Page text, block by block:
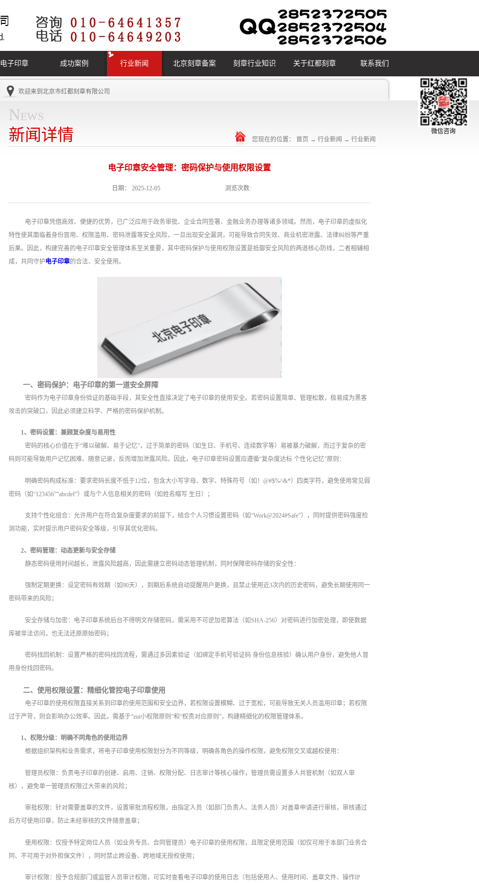
电子印章 成功案例 行业新闻 北京刻章备案 刻章行业知识 关于红都刻章 联系我们
欢迎来到 北京市红都刻章有限公司
News
新闻详情
您现在的位置： 首页 → 行业新闻 → 行业新闻
电子印章安全管理：密码保护与使用权限设置
日期： 2025-12-05 浏览次数:
电子印章凭借高效、便捷的优势，已广泛应用于政务审批、企业合同签署、金融业务办理等诸多领域。然而，电子印章的虚拟化
特性使其面临着身份冒用、权限滥用、密码泄露等安全风险，一旦出现安全漏洞，可能导致合同失效、商业机密泄露、法律纠纷等严重
后果。因此，构建完善的电子印章安全管理体系至关重要，其中密码保护与使用权限设置是抵御安全风险的两道核心防线，二者相辅相
成，共同守护电子印章的合法、安全使用。
一、密码保护：电子印章的第一道安全屏障
密码作为电子印章身份验证的基础手段，其安全性直接决定了电子印章的使用安全。若密码设置简单、管理松散，极易成为黑客
攻击的突破口，因此必须建立科学、严格的密码保护机制。
1、密码设置：兼顾复杂度与易用性
密码的核心价值在于“难以破解、易于记忆”，过于简单的密码（如生日、手机号、连续数字等）易被暴力破解，而过于复杂的密
码则可能导致用户记忆困难、随意记录，反而增加泄露风险。因此，电子印章密码设置应遵循“复杂度达标 个性化记忆”原则：
明确密码构成标准：要求密码长度不低于12位，包含大小写字母、数字、特殊符号（如！@#$%^&*）四类字符，避免使用常见弱
密码（如“123456”“abcdef”）或与个人信息相关的密码（如姓名缩写 生日）；
支持个性化组合：允许用户在符合复杂度要求的前提下，结合个人习惯设置密码（如“Work@2024#Safe”），同时提供密码强度检
测功能，实时提示用户密码安全等级，引导其优化密码。
2、密码管理：动态更新与安全存储
静态密码使用时间越长，泄露风险越高，因此需建立密码动态管理机制，同时保障密码存储的安全性：
强制定期更换：设定密码有效期（如90天），到期后系统自动提醒用户更换，且禁止使用近3次内的历史密码，避免长期使用同一
密码带来的风险；
安全存储与加密：电子印章系统后台不得明文存储密码，需采用不可逆加密算法（如SHA-256）对密码进行加密处理，即使数据
库被非法访问，也无法还原原始密码；
密码找回机制：设置严格的密码找回流程，需通过多因素验证（如绑定手机号验证码 身份信息核验）确认用户身份，避免他人冒
用身份找回密码。
二、使用权限设置：精细化管控电子印章使用
电子印章的使用权限直接关系到印章的使用范围和安全边界，若权限设置模糊、过于宽松，可能导致无关人员滥用印章；若权限
过于严苛，则会影响办公效率。因此，需基于“zui小权限原则”和“权责对应原则”，构建精细化的权限管理体系。
1、权限分级：明确不同角色的使用边界
根据组织架构和业务需求，将电子印章使用权限划分为不同等级，明确各角色的操作权限，避免权限交叉或越权使用：
管理员权限：负责电子印章的创建、启用、注销、权限分配、日志审计等核心操作，管理员需设置多人共管机制（如双人审
核），避免单一管理员权限过大带来的风险；
审批权限：针对需要盖章的文件，设置审批流程权限，由指定人员（如部门负责人、法务人员）对盖章申请进行审核，审核通过
后方可使用印章，防止未经审核的文件随意盖章；
使用权限：仅授予特定岗位人员（如业务专员、合同管理员）电子印章的使用权限，且限定使用范围（如仅可用于本部门业务合
同、不可用于对外担保文件），同时禁止跨设备、跨地域无授权使用；
审计权限：授予合规部门或监管人员审计权限，可实时查看电子印章的使用日志（包括使用人、使用时间、盖章文件、操作IP
微信咨询